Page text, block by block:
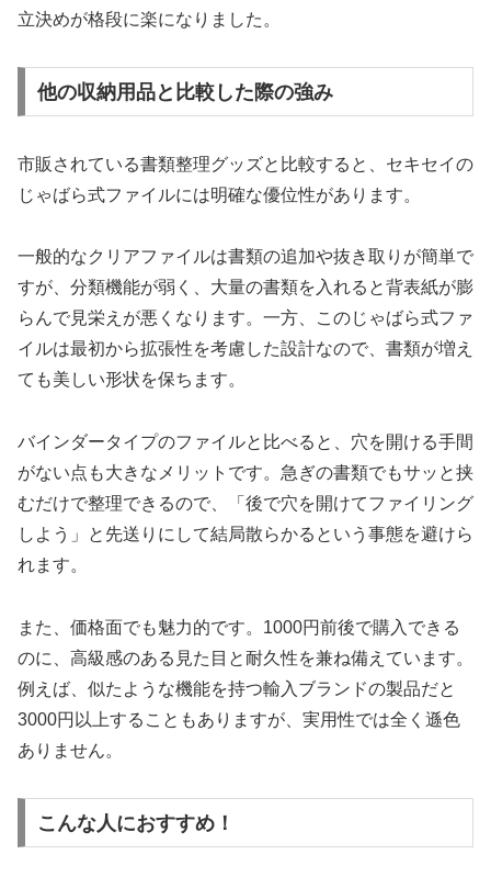
立決めが格段に楽になりました。
他の収納用品と比較した際の強み
市販されている書類整理グッズと比較すると、セキセイの
じゃばら式ファイルには明確な優位性があります。
一般的なクリアファイルは書類の追加や抜き取りが簡単で
すが、分類機能が弱く、大量の書類を入れると背表紙が膨
らんで見栄えが悪くなります。一方、このじゃばら式ファ
イルは最初から拡張性を考慮した設計なので、書類が増え
ても美しい形状を保ちます。
バインダータイプのファイルと比べると、穴を開ける手間
がない点も大きなメリットです。急ぎの書類でもサッと挟
むだけで整理できるので、「後で穴を開けてファイリング
しよう」と先送りにして結局散らかるという事態を避けら
れます。
また、価格面でも魅力的です。1000円前後で購入できる
のに、高級感のある見た目と耐久性を兼ね備えています。
例えば、似たような機能を持つ輸入ブランドの製品だと
3000円以上することもありますが、実用性では全く遜色
ありません。
こんな人におすすめ！